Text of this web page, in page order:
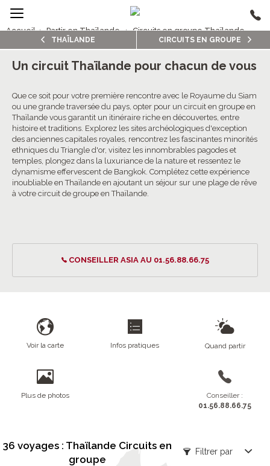
Accueil› Partir en Thaïlande› Circuits en groupe Thaïlande
2/5
Circuits en groupe Thaïlande
Un circuit Thaïlande pour chacun de vous
Que ce soit pour votre première rencontre avec le Royaume du Siam
ou une grande traversée du pays, opter pour un circuit en groupe en
Thaïlande vous garantit un itinéraire riche en découvertes, entre
histoire et traditions. Explorez les sites archéologiques d'exception
des anciennes capitales royales, rencontrez les fascinantes minorités
ethniques du Triangle d'or, visitez les innombrables pagodes et
temples, plongez dans la luxuriance de la nature et ressentez le
dynamisme effervescent de Bangkok. Complétez cette expérience
inoubliable en Thaïlande en ajoutant un séjour sur une plage de rêve
à votre circuit de groupe en Thaïlande.
CONSEILLER ASIA AU 01.56.88.66.75
Voir la carte Infos pratiques Quand partir
Plus de photos
Conseiller :
01.56.88.66.75
THAÏLANDE CIRCUITS EN GROUPE
36 voyages : Thaïlande Circuits en
groupe
Filtrer par